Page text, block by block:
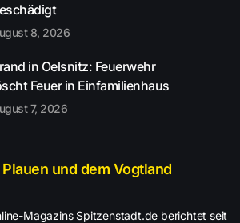
8, 2026
in Oelsnitz: Feuerwehr
Feuer in Einfamilienhaus
7, 2026
und dem Vogtland
Magazins Spitzenstadt.de berichtet seit